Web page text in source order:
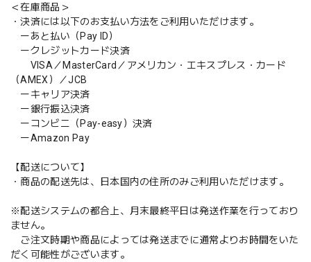
＜在庫商品＞
・決済には以下のお支払い方法をご利用いただけます。
ーあと払い（Pay ID）
ークレジットカード決済
VISA／MasterCard／アメリカン・エキスプレス・カード
（AMEX）／JCB
ーキャリア決済
ー銀行振込決済
ーコンビニ（Pay-easy）決済
ーAmazon Pay
【配送について】
・商品の配送先は、日本国内の住所のみご利用いただけます。
※配送システムの都合上、月末最終平日は発送作業を行っており
ません。
ご注文時期や商品によっては発送までに通常よりお時間をいた
だく可能性がございます。